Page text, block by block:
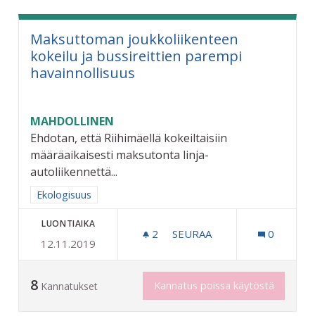
Maksuttoman joukkoliikenteen
kokeilu ja bussireittien parempi
havainnollisuus
MAHDOLLINEN
Ehdotan, että Riihimäellä kokeiltaisiin
määräaikaisesti maksutonta linja-
autoliikennettä...
Rajaa tulokset aihepiirin mukaan: Ekologisuus
Ekologisuus
LUONTIAIKA
12.11.2019
2 2 SEURAAJAA
SEURAA 0
8 Kannatukset Kannatus poissa käytöstä